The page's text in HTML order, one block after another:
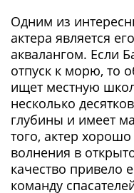
Одним из
актера является
аквалангом. Если
отпуск к морю, то
ищет местную
несколько
глубины и имеет
того, актер
волнения в
качество привело
команду